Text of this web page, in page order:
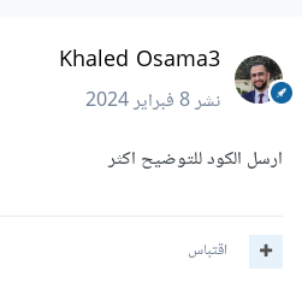
Khaled Osama3
نشر8 فبراير 2024
ارسل الكود للتوضيح اكثر
اقتباس